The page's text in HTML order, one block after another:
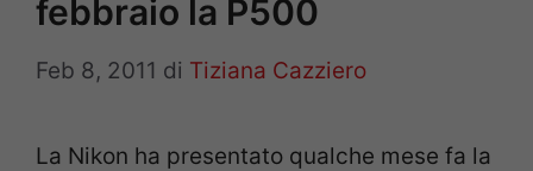
febbraio la P500
Feb 8, 2011 di Tiziana Cazziero
La Nikon ha presentato qualche mese fa la